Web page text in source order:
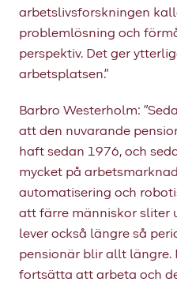
arbetslivsforskningen
problemlösning och
perspektiv. Det ger
arbetsplatsen.”
Barbro Westerholm:
att den nuvarande
haft sedan 1976, och
mycket på
automatisering och
att färre människor sliter
lever också längre så
pensionär blir allt längre.
fortsätta att arbeta och